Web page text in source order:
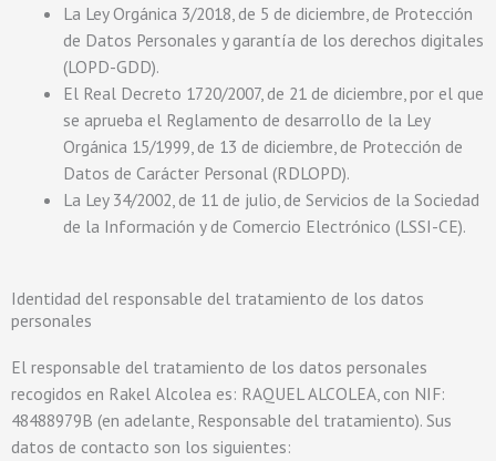
La Ley Orgánica 3/2018, de 5 de diciembre, de Protección
de Datos Personales y garantía de los derechos digitales
(LOPD-GDD).
El Real Decreto 1720/2007, de 21 de diciembre, por el que
se aprueba el Reglamento de desarrollo de la Ley
Orgánica 15/1999, de 13 de diciembre, de Protección de
Datos de Carácter Personal (RDLOPD).
La Ley 34/2002, de 11 de julio, de Servicios de la Sociedad
de la Información y de Comercio Electrónico (LSSI-CE).
Identidad del responsable del tratamiento de los datos
personales
El responsable del tratamiento de los datos personales
recogidos en Rakel Alcolea es: RAQUEL ALCOLEA, con NIF:
48488979B (en adelante, Responsable del tratamiento). Sus
datos de contacto son los siguientes: